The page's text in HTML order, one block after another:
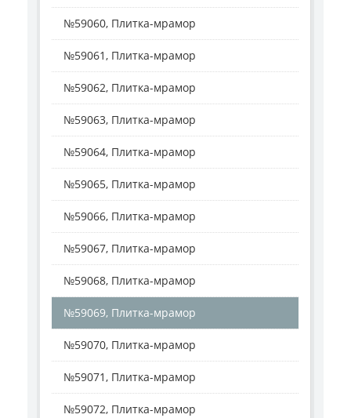
№59060, Плитка-мрамор
№59061, Плитка-мрамор
№59062, Плитка-мрамор
№59063, Плитка-мрамор
№59064, Плитка-мрамор
№59065, Плитка-мрамор
№59066, Плитка-мрамор
№59067, Плитка-мрамор
№59068, Плитка-мрамор
№59069, Плитка-мрамор
№59070, Плитка-мрамор
№59071, Плитка-мрамор
№59072, Плитка-мрамор